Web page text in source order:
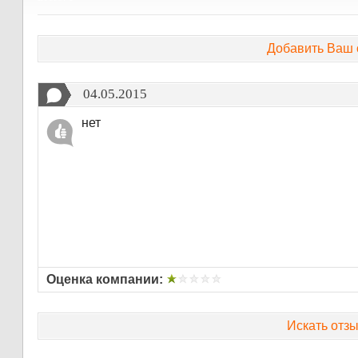
Добавить Ваш
04.05.2015
нет
Оценка компании:
Искать